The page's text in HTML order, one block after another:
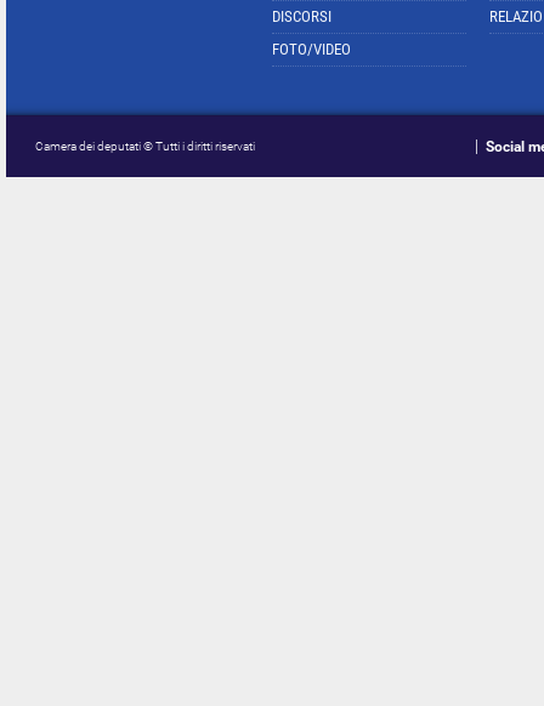
DISCORSI
FOTO/VIDEO
Camera dei deputati © Tutti i diritti riservati Social